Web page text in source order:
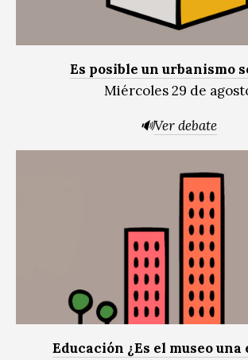
Es posible un urbanismo
Miércoles 29 de
🔊Ver debate
Educación ¿Es el museo una